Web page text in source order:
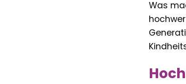
Was